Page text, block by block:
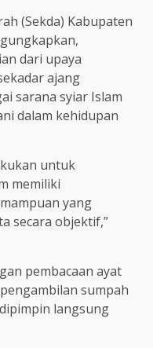
(Sekda) Kabupaten
dari upaya
ajang
sarana syiar Islam
dalam kehidupan
untuk
memiliki
yang
secara objektif,”
pembacaan ayat
sumpah
langsung